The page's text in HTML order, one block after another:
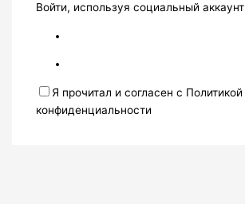
Войти, используя социальный аккаунт
Я прочитал и согласен с Политикой
конфиденциальности